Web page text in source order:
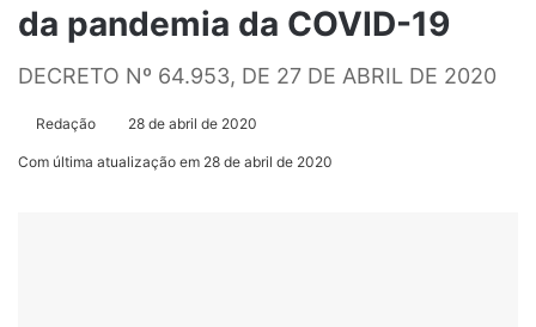
da pandemia da COVID-19
DECRETO Nº 64.953, DE 27 DE ABRIL DE 2020
Redação 28 de abril de 2020
Com última atualização em 28 de abril de 2020